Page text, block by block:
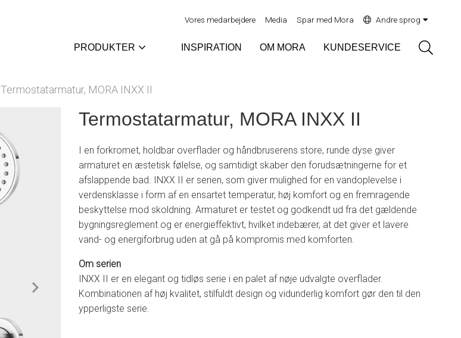
Vores medarbejdere Media Spar med Mora Andre sprog
PRODUKTER INSPIRATION OM MORA KUNDESERVICE
Termostatarmatur, MORA INXX II
Termostatarmatur, MORA INXX II
I en forkromet, holdbar overflader og håndbruserens store, runde dyse giver
armaturet en æstetisk følelse, og samtidigt skaber den forudsætningerne for et
afslappende bad. INXX II er serien, som giver mulighed for en vandoplevelse i
verdensklasse i form af en ensartet temperatur, høj komfort og en fremragende
beskyttelse mod skoldning. Armaturet er testet og godkendt ud fra det gældende
bygningsreglement og er energieffektivt, hvilket indebærer, at det giver et lavere
vand- og energiforbrug uden at gå på kompromis med komforten.
Om serien
INXX II er en elegant og tidløs serie i en palet af nøje udvalgte overflader.
Kombinationen af høj kvalitet, stilfuldt design og vidunderlig komfort gør den til den
ypperligste serie.